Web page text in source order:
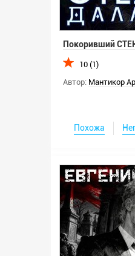
Покоривший
10 (1)
Автор: Мантикор
Похожа